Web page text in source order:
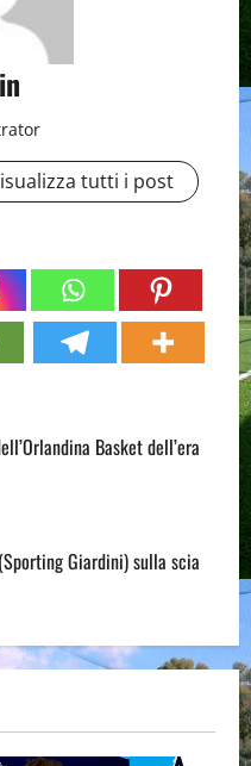
tutti i post
Basket dell’era
Giardini) sulla scia